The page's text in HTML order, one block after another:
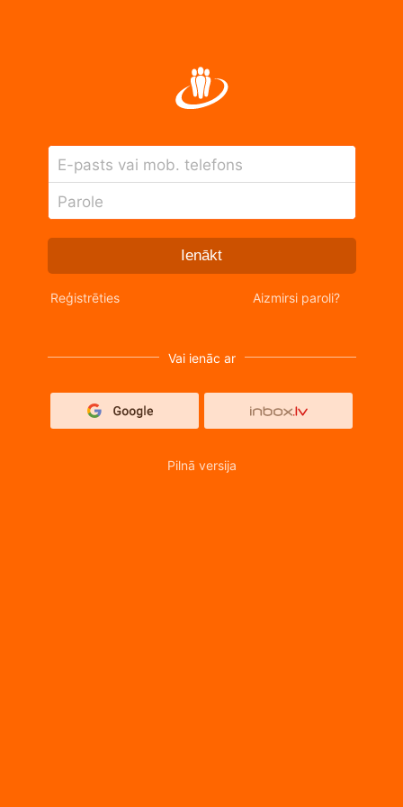
E-pasts vai mob. telefons
Parole
Ienākt
Reģistrēties Aizmirsi paroli?
Vai ienāc ar
Pilnā versija